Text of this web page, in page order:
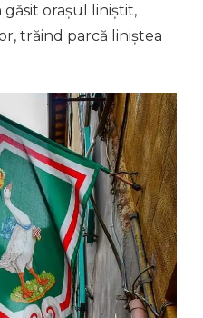
găsit orașul liniștit,
trăind parcă liniștea